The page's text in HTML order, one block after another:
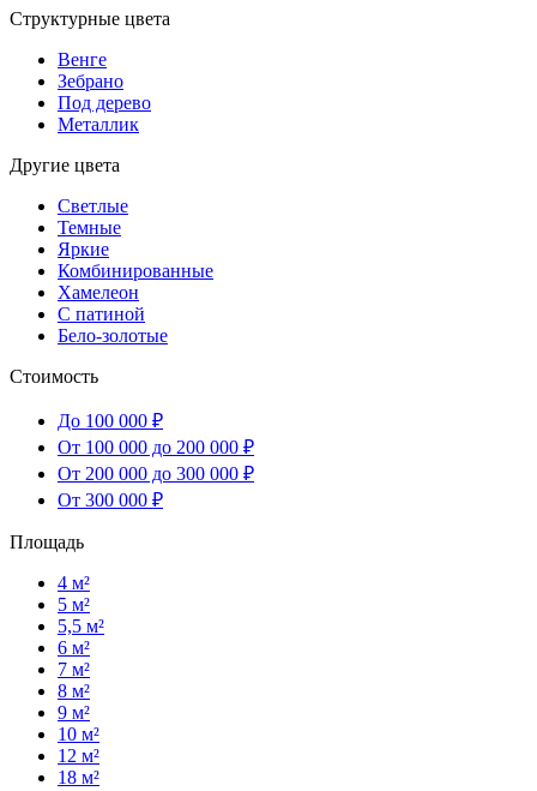
Структурные цвета
Венге
Зебрано
Под дерево
Металлик
Другие цвета
Светлые
Темные
Яркие
Комбинированные
Хамелеон
С патиной
Бело-золотые
Стоимость
До 100 000 ₽
От 100 000 до 200 000 ₽
От 200 000 до 300 000 ₽
От 300 000 ₽
Площадь
4 м²
5 м²
5,5 м²
6 м²
7 м²
8 м²
9 м²
10 м²
12 м²
18 м²